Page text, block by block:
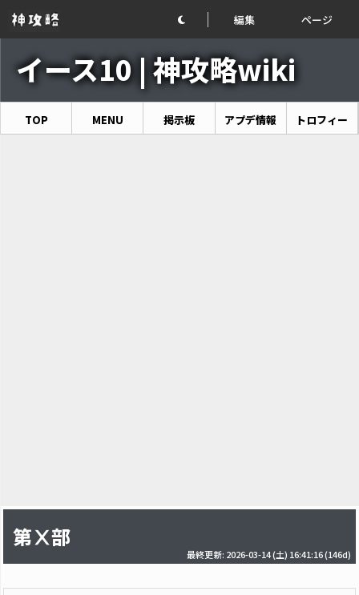
編集 ページ
イース10 | 神攻略wiki
TOP MENU 掲示板 アプデ情報 トロフィー
第Ⅹ部
最終更新: 2026-03-14 (土) 16:41:16(146d)